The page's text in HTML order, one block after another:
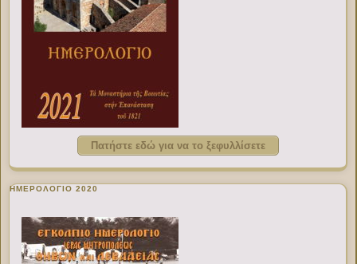
Πατήστε εδώ για να το ξεφυλλίσετε
ΗΜΕΡΟΛΟΓΙΟ 2020